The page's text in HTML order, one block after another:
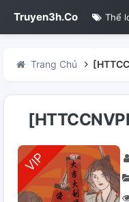
Truyen3h.Co Thể
Trang Chủ